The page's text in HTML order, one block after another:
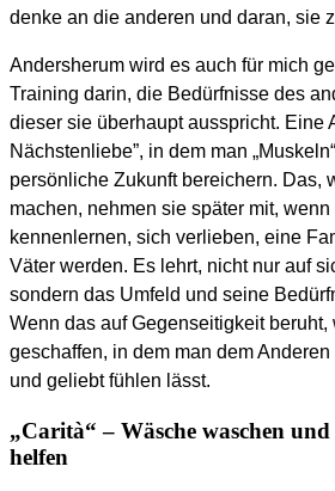
denke an die anderen und daran, sie
Andersherum wird es auch für mich
Training darin, die Bedürfnisse des
dieser sie überhaupt ausspricht. Eine
Nächstenliebe”, in dem man
persönliche Zukunft bereichern. Das,
machen, nehmen sie später mit,
kennenlernen, sich verlieben, eine
Väter werden. Es lehrt, nicht nur auf
sondern das Umfeld und seine
Wenn das auf Gegenseitigkeit beruht,
geschaffen, in dem man dem
und geliebt fühlen lässt.
„Carità“ – Wäsche waschen
helfen